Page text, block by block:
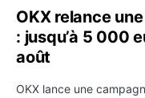
OKX relance
: jusqu’à 5 000
août
OKX lance une